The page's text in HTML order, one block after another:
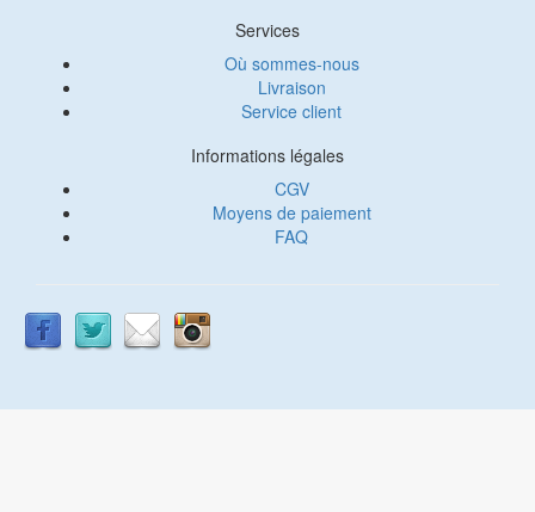
Services
Où sommes-nous
Livraison
Service client
Informations légales
CGV
Moyens de paiement
FAQ